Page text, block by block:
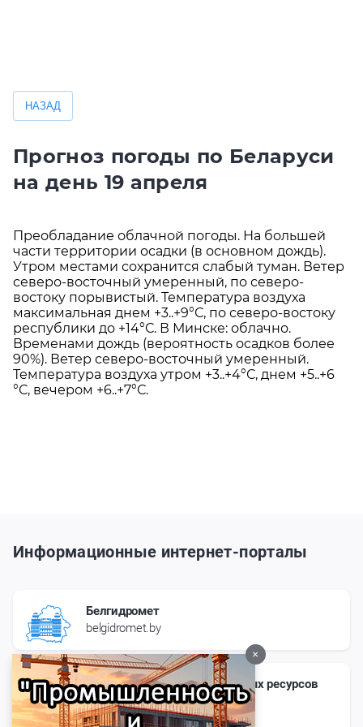
НАЗАД
Прогноз погоды по Беларуси
на день 19 апреля
Преобладание облачной погоды. На большей
части территории осадки (в основном дождь).
Утром местами сохранится слабый туман. Ветер
северо-восточный умеренный, по северо-
востоку порывистый. Температура воздуха
максимальная днем +3..+9°С, по северо-востоку
республики до +14°С. В Минске: облачно.
Временами дождь (вероятность осадков более
90%). Ветер северо-восточный умеренный.
Температура воздуха утром +3..+4°С, днем +5..+6
°С, вечером +6..+7°С.
Информационные интернет-порталы
Белгидромет
belgidromet.by
Сайт Министерства природных ресурсов
и охраны окружающей среды
Республики Беларусь
×